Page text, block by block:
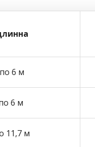
по 6 м
6 м
11,7 м